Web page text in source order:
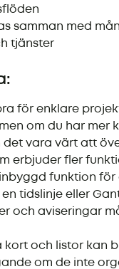
samman med
tjänster
för enklare
om du har mer
det vara värt att
erbjuder fler
funktion för
tidslinje eller
och aviseringar
kort och listor kan
om de inte